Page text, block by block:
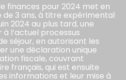
finances pour 2024 met en
de 3 ans, à titre expérimental
2024 au plus tard, une
l’actuel processus
séjour, en autorisant les
une déclaration unique
fiscale, couvrant
français, qui est ensuite
informations et leur mise à